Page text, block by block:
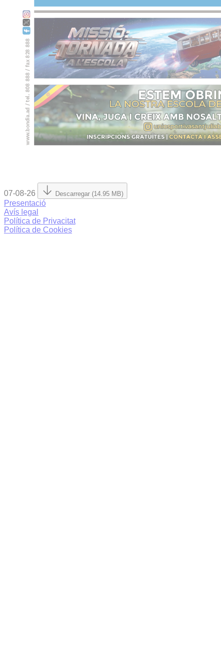
07-08-26 Descarregar (14.95 MB)
Presentació
Avís legal
Política de Privacitat
Política de Cookies